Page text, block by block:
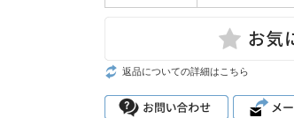
返品についての詳細はこちら